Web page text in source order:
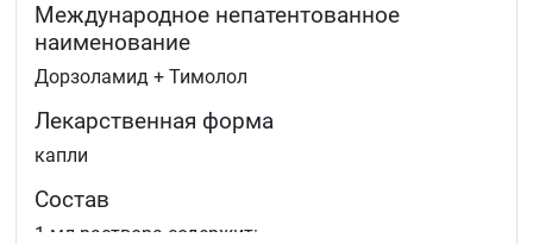
Международное непатентованное
наименование
Дорзоламид + Тимолол
Лекарственная форма
капли
Состав
1 мл раствора содержит: